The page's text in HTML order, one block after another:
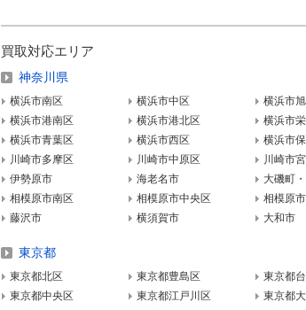
買取対応エリア
神奈川県
横浜市南区 横浜市中区 横浜市
横浜市港南区
横浜市港北区 横浜市
横浜市青葉区
横浜市西区 横浜市
川崎市多摩区
川崎市中原区 川崎市
伊勢原市
海老名市 大磯町
相模原市南区
相模原市中央区 相模原
藤沢市
横須賀市 大和市
東京都
東京都北区 東京都豊島区 東京都
東京都中央区
東京都江戸川区 東京都